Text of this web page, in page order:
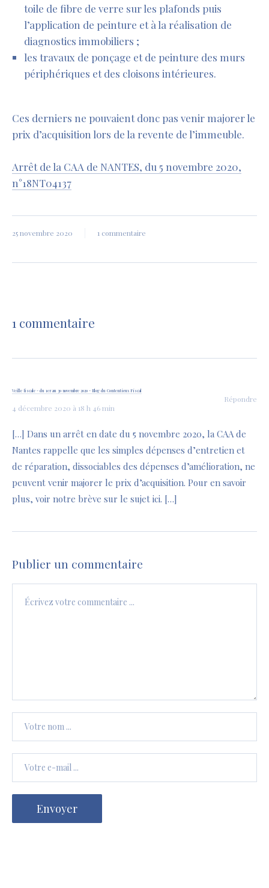
toile de fibre de verre sur les plafonds puis
l’application de peinture et à la réalisation de
diagnostics immobiliers ;
les travaux de ponçage et de peinture des murs
périphériques et des cloisons intérieures.
Ces derniers ne pouvaient donc pas venir majorer le
prix d’acquisition lors de la revente de l’immeuble.
Arrêt de la CAA de NANTES, du 5 novembre 2020,
n°18NT04137
25 novembre 2020 1 commentaire
1 commentaire
Veille fiscale - du 1er au 30 novembre 2020 - Blog du Contentieux Fiscal
4 décembre 2020 à 18 h 46 min
Répondre
[…] Dans un arrêt en date du 5 novembre 2020, la CAA de
Nantes rappelle que les simples dépenses d’entretien et
de réparation, dissociables des dépenses d’amélioration, ne
peuvent venir majorer le prix d’acquisition. Pour en savoir
plus, voir notre brève sur le sujet ici. […]
Publier un commentaire